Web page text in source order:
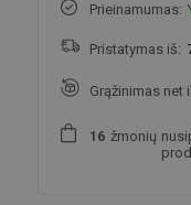
Prieinamumas:
Pristatymas iš:
Grąžinimas net
1 6 žmonių